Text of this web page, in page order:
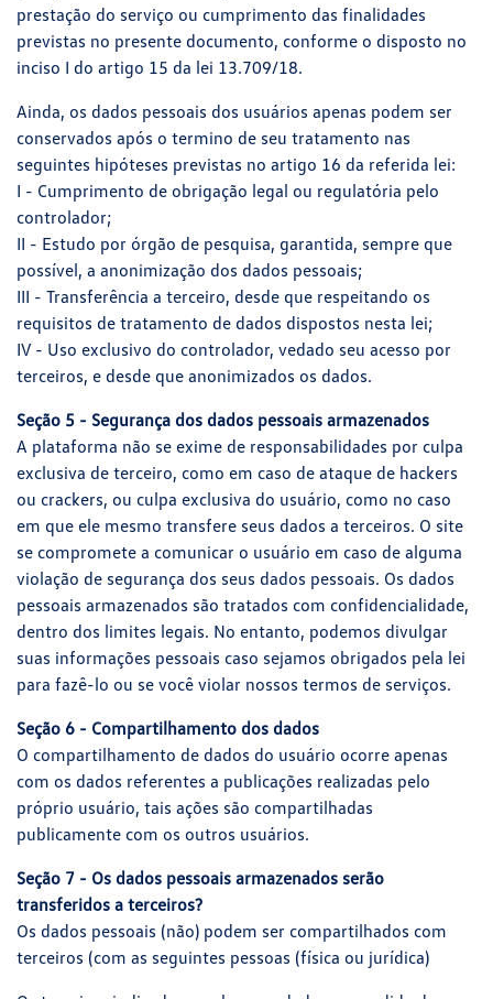
prestação do serviço ou cumprimento das finalidades
previstas no presente documento, conforme o disposto no
inciso I do artigo 15 da lei 13.709/18.
Ainda, os dados pessoais dos usuários apenas podem ser
conservados após o termino de seu tratamento nas
seguintes hipóteses previstas no artigo 16 da referida lei:
I - Cumprimento de obrigação legal ou regulatória pelo
controlador;
II - Estudo por órgão de pesquisa, garantida, sempre que
possível, a anonimização dos dados pessoais;
III - Transferência a terceiro, desde que respeitando os
requisitos de tratamento de dados dispostos nesta lei;
IV - Uso exclusivo do controlador, vedado seu acesso por
terceiros, e desde que anonimizados os dados.
Seção 5 - Segurança dos dados pessoais armazenados
A plataforma não se exime de responsabilidades por culpa
exclusiva de terceiro, como em caso de ataque de hackers
ou crackers, ou culpa exclusiva do usuário, como no caso
em que ele mesmo transfere seus dados a terceiros. O site
se compromete a comunicar o usuário em caso de alguma
violação de segurança dos seus dados pessoais. Os dados
pessoais armazenados são tratados com confidencialidade,
dentro dos limites legais. No entanto, podemos divulgar
suas informações pessoais caso sejamos obrigados pela lei
para fazê-lo ou se você violar nossos termos de serviços.
Seção 6 - Compartilhamento dos dados
O compartilhamento de dados do usuário ocorre apenas
com os dados referentes a publicações realizadas pelo
próprio usuário, tais ações são compartilhadas
publicamente com os outros usuários.
Seção 7 - Os dados pessoais armazenados serão
transferidos a terceiros?
Os dados pessoais (não) podem ser compartilhados com
terceiros (com as seguintes pessoas (física ou jurídica)